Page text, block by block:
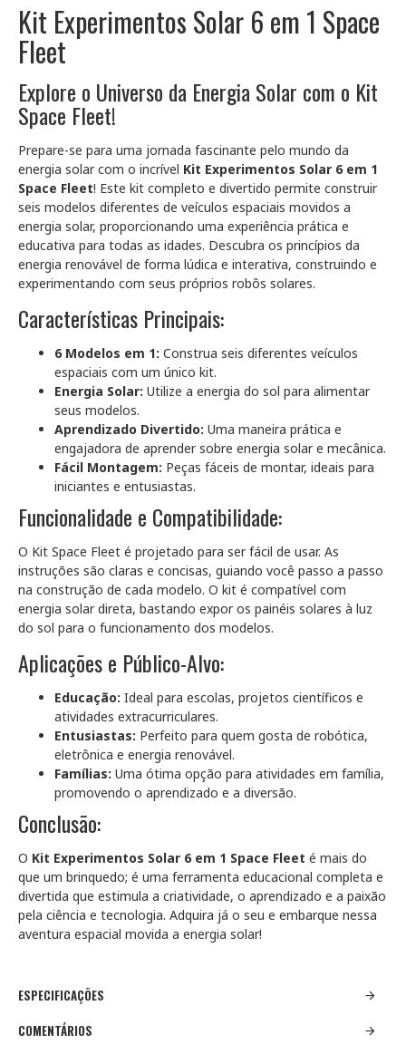
Kit Experimentos Solar 6 em 1 Space
Fleet
Explore o Universo da Energia Solar com o Kit
Space Fleet!
Prepare-se para uma jornada fascinante pelo mundo da
energia solar com o incrível Kit Experimentos Solar 6 em 1
Space Fleet! Este kit completo e divertido permite construir
seis modelos diferentes de veículos espaciais movidos a
energia solar, proporcionando uma experiência prática e
educativa para todas as idades. Descubra os princípios da
energia renovável de forma lúdica e interativa, construindo e
experimentando com seus próprios robôs solares.
Características Principais:
6 Modelos em 1: Construa seis diferentes veículos
espaciais com um único kit.
Energia Solar: Utilize a energia do sol para alimentar
seus modelos.
Aprendizado Divertido: Uma maneira prática e
engajadora de aprender sobre energia solar e mecânica.
Fácil Montagem: Peças fáceis de montar, ideais para
iniciantes e entusiastas.
Funcionalidade e Compatibilidade:
O Kit Space Fleet é projetado para ser fácil de usar. As
instruções são claras e concisas, guiando você passo a passo
na construção de cada modelo. O kit é compatível com
energia solar direta, bastando expor os painéis solares à luz
do sol para o funcionamento dos modelos.
Aplicações e Público-Alvo:
Educação: Ideal para escolas, projetos científicos e
atividades extracurriculares.
Entusiastas: Perfeito para quem gosta de robótica,
eletrônica e energia renovável.
Famílias: Uma ótima opção para atividades em família,
promovendo o aprendizado e a diversão.
Conclusão:
O Kit Experimentos Solar 6 em 1 Space Fleet é mais do
que um brinquedo; é uma ferramenta educacional completa e
divertida que estimula a criatividade, o aprendizado e a paixão
pela ciência e tecnologia. Adquira já o seu e embarque nessa
aventura espacial movida a energia solar!
ESPECIFICAÇÕES
COMENTÁRIOS